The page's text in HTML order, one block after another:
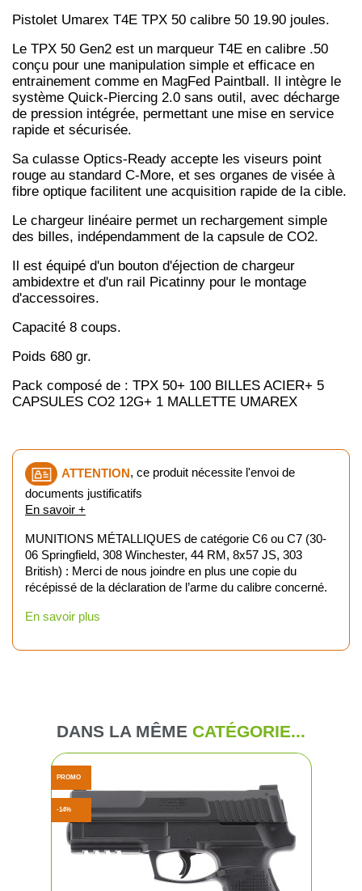
Pistolet Umarex T4E TPX 50 calibre 50 19.90 joules.
Le TPX 50 Gen2 est un marqueur T4E en calibre .50
conçu pour une manipulation simple et efficace en
entrainement comme en MagFed Paintball. Il intègre le
système Quick-Piercing 2.0 sans outil, avec décharge
de pression intégrée, permettant une mise en service
rapide et sécurisée.
Sa culasse Optics-Ready accepte les viseurs point
rouge au standard C-More, et ses organes de visée à
fibre optique facilitent une acquisition rapide de la cible.
Le chargeur linéaire permet un rechargement simple
des billes, indépendamment de la capsule de CO2.
Il est équipé d'un bouton d'éjection de chargeur
ambidextre et d'un rail Picatinny pour le montage
d'accessoires.
Capacité 8 coups.
Poids 680 gr.
Pack composé de : TPX 50+ 100 BILLES ACIER+ 5
CAPSULES CO2 12G+ 1 MALLETTE UMAREX
ATTENTION, ce produit nécessite l'envoi de
documents justificatifs
En savoir +
MUNITIONS MÉTALLIQUES de catégorie C6 ou C7 (30-
06 Springfield, 308 Winchester, 44 RM, 8x57 JS, 303
British) : Merci de nous joindre en plus une copie du
récépissé de la déclaration de l’arme du calibre concerné.
En savoir plus
DANS LA MÊME CATÉGORIE...
PROMO
-14%